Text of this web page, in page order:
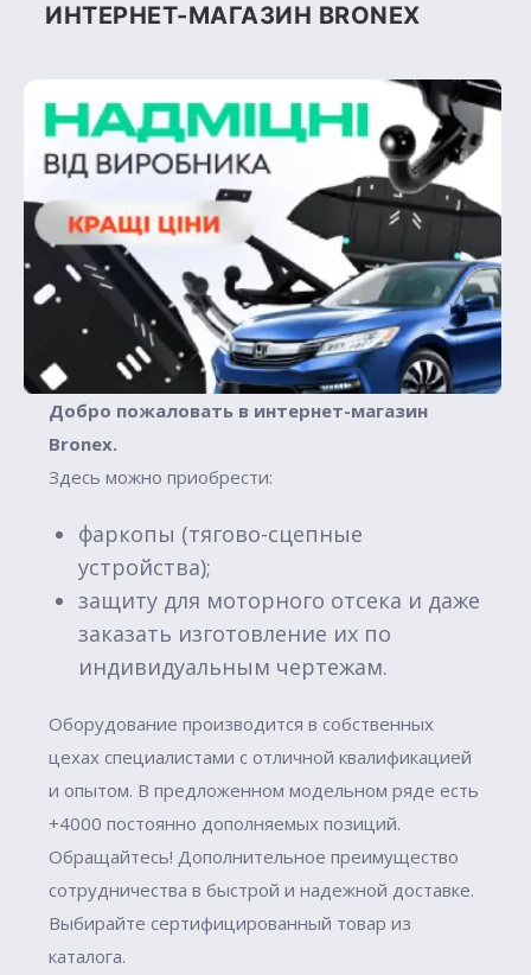
ИНТЕРНЕТ-МАГАЗИН BRONEX
Добро пожаловать в интернет-магазин
Вronex.
Здесь можно приобрести:
фаркопы (тягово-сцепные
устройства);
защиту для моторного отсека и даже
заказать изготовление их по
индивидуальным чертежам.
Оборудование производится в собственных
цехах специалистами с отличной квалификацией
и опытом. В предложенном модельном ряде есть
+4000 постоянно дополняемых позиций.
Обращайтесь! Дополнительное преимущество
сотрудничества в быстрой и надежной доставке.
Выбирайте сертифицированный товар из
каталога.